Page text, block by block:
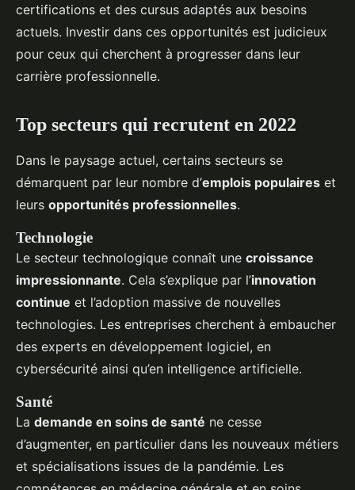
certifications et des cursus adaptés aux besoins
actuels. Investir dans ces opportunités est judicieux
pour ceux qui cherchent à progresser dans leur
carrière professionnelle.
Top secteurs qui recrutent en 2022
Dans le paysage actuel, certains secteurs se
démarquent par leur nombre d’emplois populaires et
leurs opportunités professionnelles.
Technologie
Le secteur technologique connaît une croissance
impressionnante. Cela s’explique par l’innovation
continue et l’adoption massive de nouvelles
technologies. Les entreprises cherchent à embaucher
des experts en développement logiciel, en
cybersécurité ainsi qu’en intelligence artificielle.
Santé
La demande en soins de santé ne cesse
d’augmenter, en particulier dans les nouveaux métiers
et spécialisations issues de la pandémie. Les